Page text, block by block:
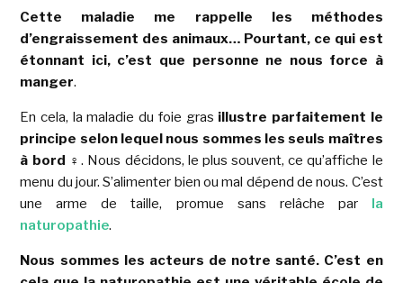
Cette maladie me rappelle les méthodes
d’engraissement des animaux… Pourtant, ce qui est
étonnant ici, c’est que personne ne nous force à
manger.
En cela, la maladie du foie gras illustre parfaitement le
principe selon lequel nous sommes les seuls maîtres
à bord ‍♀️. Nous décidons, le plus souvent, ce qu’affiche le
menu du jour. S’alimenter bien ou mal dépend de nous. C’est
une arme de taille, promue sans relâche par la
naturopathie.
Nous sommes les acteurs de notre santé. C’est en